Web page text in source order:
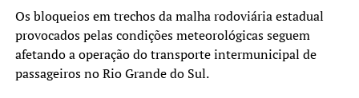
Os bloqueios em trechos da malha rodoviária estadual
provocados pelas condições meteorológicas seguem
afetando a operação do transporte intermunicipal de
passageiros no Rio Grande do Sul.